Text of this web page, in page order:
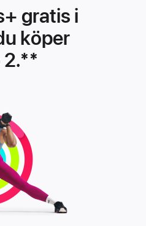
gratis i
köper
**